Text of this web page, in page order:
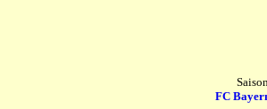
FC